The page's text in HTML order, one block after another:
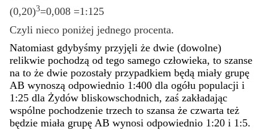
(0,20)3=0,008 =1:125
Czyli nieco poniżej jednego procenta.
Natomiast gdybyśmy przyjęli że dwie (dowolne)
relikwie pochodzą od tego samego człowieka, to szanse
na to że dwie pozostały przypadkiem będą miały grupę
AB wynoszą odpowiednio 1:400 dla ogółu populacji i
1:25 dla Żydów bliskowschodnich, zaś zakładając
wspólne pochodzenie trzech to szansa że czwarta też
będzie miała grupę AB wynosi odpowiednio 1:20 i 1:5.